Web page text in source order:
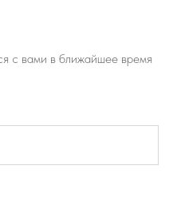
с вами в ближайшее время